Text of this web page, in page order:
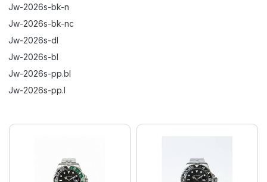
Jw-2026s-bk-n
Jw-2026s-bk-nc
Jw-2026s-dl
Jw-2026s-bl
Jw-2026s-pp.bl
Jw-2026s-pp.l